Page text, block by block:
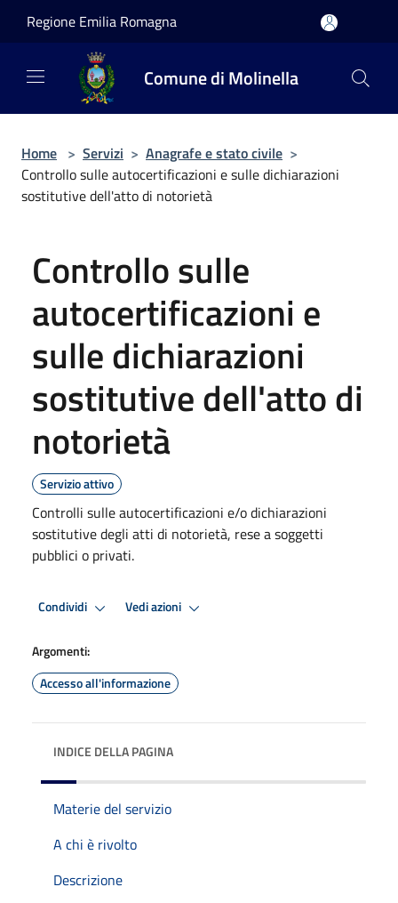
Regione Emilia Romagna
Comune di Molinella
Home > Servizi > Anagrafe e stato civile >
Controllo sulle autocertificazioni e sulle dichiarazioni
sostitutive dell'atto di notorietà
Controllo sulle
autocertificazioni e
sulle dichiarazioni
sostitutive dell'atto di
notorietà
Servizio attivo
Controlli sulle autocertificazioni e/o dichiarazioni
sostitutive degli atti di notorietà, rese a soggetti
pubblici o privati.
Condividi Vedi azioni
Argomenti:
Accesso all'informazione
INDICE DELLA PAGINA
Materie del servizio
A chi è rivolto
Descrizione